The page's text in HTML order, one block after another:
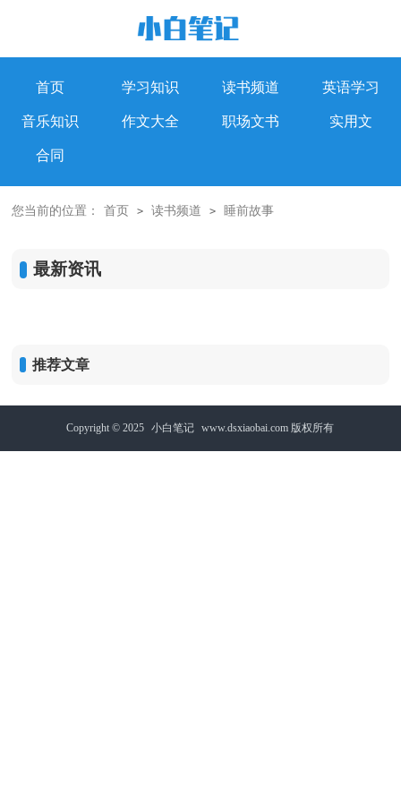
首页 学习知识 读书频道 英语学习
音乐知识 作文大全 职场文书 实用文
合同
您当前的位置： 首页 > 读书频道 > 睡前故事
最新资讯
推荐文章
Copyright © 2025 小白笔记 www.dsxiaobai.com 版权所有